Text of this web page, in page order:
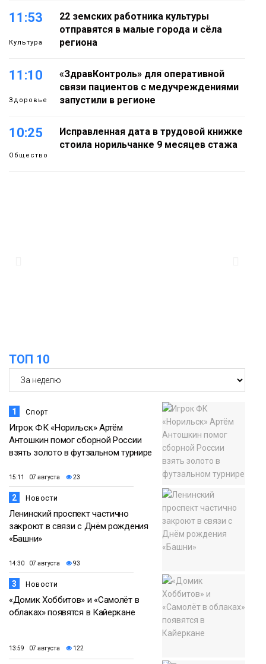
11:53
Культура
22 земских работника культуры
отправятся в малые города и сёла
региона
11:10
Здоровье
«ЗдравКонтроль» для оперативной
связи пациентов с медучреждениями
запустили в регионе
10:25
Общество
Исправленная дата в трудовой книжке
стоила норильчанке 9 месяцев стажа
ТОП 10
1 Спорт
Игрок ФК «Норильск» Артём
Антошкин помог сборной России
взять золото в футзальном турнире
15:11 07 августа 23
2 Новости
Ленинский проспект частично
закроют в связи с Днём рождения
«Башни»
14:30 07 августа 93
3 Новости
«Домик Хоббитов» и «Самолёт в
облаках» появятся в Кайеркане
13:59 07 августа 122